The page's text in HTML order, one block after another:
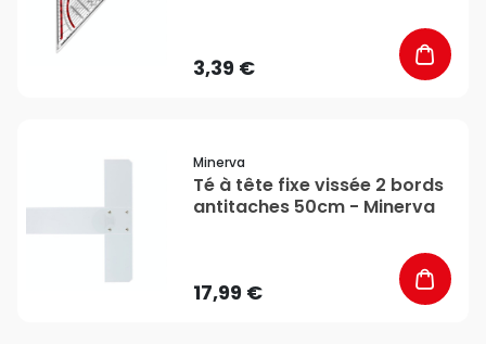
3,39 €
Minerva
Té à tête fixe vissée 2 bords
antitaches 50cm - Minerva
17,99 €